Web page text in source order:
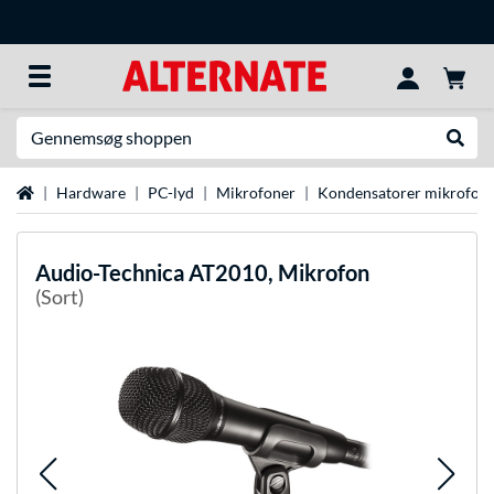
StartsideHardware PC-lyd Mikrofoner Kondensatorer mikrofon
Audio-TechnicaAT2010, Mikrofon
(Sort)